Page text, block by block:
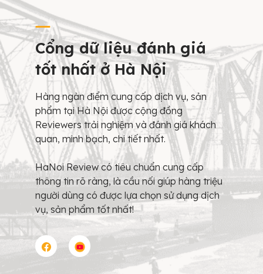
Cổng dữ liệu đánh giá
tốt nhất ở Hà Nội
Hàng ngàn điểm cung cấp dịch vụ, sản
phẩm tại Hà Nội được cộng đồng
Reviewers trải nghiệm và đánh giá khách
quan, minh bạch, chi tiết nhất.
HaNoi Review có tiêu chuẩn cung cấp
thông tin rõ ràng, là cầu nối giúp hàng triệu
người dùng có được lựa chọn sử dụng dịch
vụ, sản phẩm tốt nhất!